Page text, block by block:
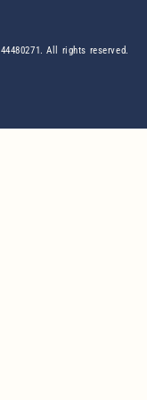
All rights reserved.